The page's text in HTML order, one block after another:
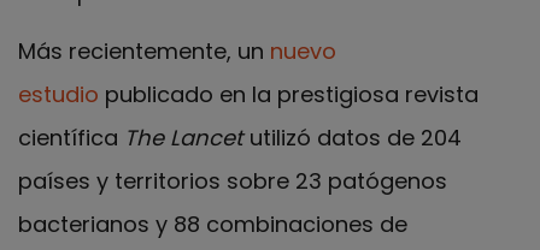
Más recientemente, un nuevo
estudio publicado en la prestigiosa revista
científica The Lancetutilizó datos de 204
países y territorios sobre 23 patógenos
bacterianos y 88 combinaciones de